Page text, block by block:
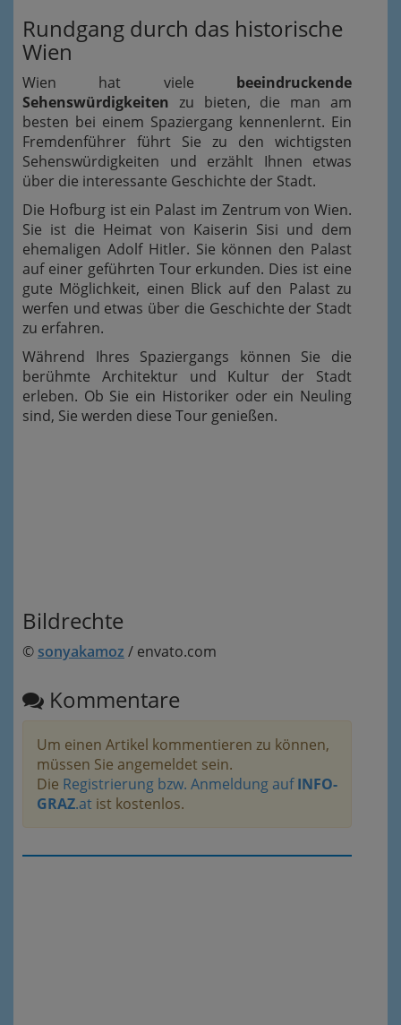
Rundgang durch das historische
Wien
Wien hat viele beeindruckende
Sehenswürdigkeiten zu bieten, die man am
besten bei einem Spaziergang kennenlernt. Ein
Fremdenführer führt Sie zu den wichtigsten
Sehenswürdigkeiten und erzählt Ihnen etwas
über die interessante Geschichte der Stadt.
Die Hofburg ist ein Palast im Zentrum von Wien.
Sie ist die Heimat von Kaiserin Sisi und dem
ehemaligen Adolf Hitler. Sie können den Palast
auf einer geführten Tour erkunden. Dies ist eine
gute Möglichkeit, einen Blick auf den Palast zu
werfen und etwas über die Geschichte der Stadt
zu erfahren.
Während Ihres Spaziergangs können Sie die
berühmte Architektur und Kultur der Stadt
erleben. Ob Sie ein Historiker oder ein Neuling
sind, Sie werden diese Tour genießen.
Bildrechte
© sonyakamoz / envato.com
Kommentare
Um einen Artikel kommentieren zu können,
müssen Sie angemeldet sein.
Die Registrierung bzw. Anmeldung aufINFO-
GRAZ.at ist kostenlos.